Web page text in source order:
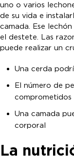
uno o varios
de su vida e
camada. Ese
el destete. Las
puede realizar un
Una cerda
El número de
comprometidos
Una camada
corporal
La